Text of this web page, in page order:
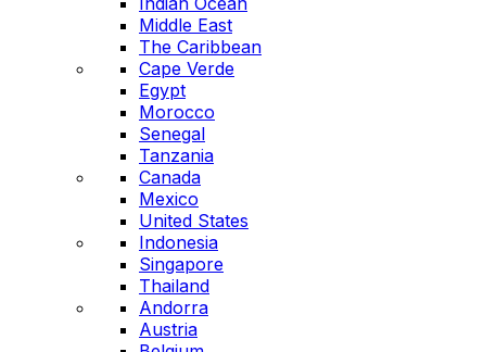
Middle East
The Caribbean
Cape Verde
Egypt
Morocco
Senegal
Tanzania
Canada
Mexico
United States
Indonesia
Singapore
Thailand
Andorra
Austria